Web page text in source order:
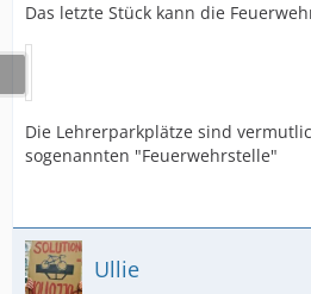
Das letzte Stück kann die
Die Lehrerparkplätze sind
sogenannten "Feuerwehrstelle"
Ullie